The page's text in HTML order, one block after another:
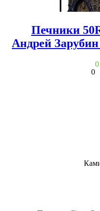
Печники
Андрей
0